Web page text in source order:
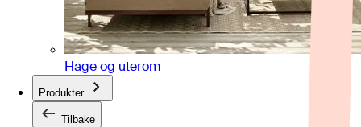
Hage og uterom
Produkter
Tilbake